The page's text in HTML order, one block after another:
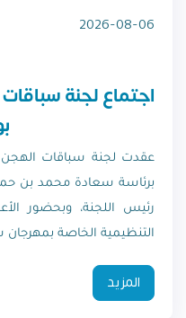
2026-08-06
اجتماع لجنة
عقدت لجنة سباقات الهجن
برئاسة سعادة محمد بن
رئيس اللجنة، وبحضور
التنظيمية الخاصة بمهرجان
المزيد